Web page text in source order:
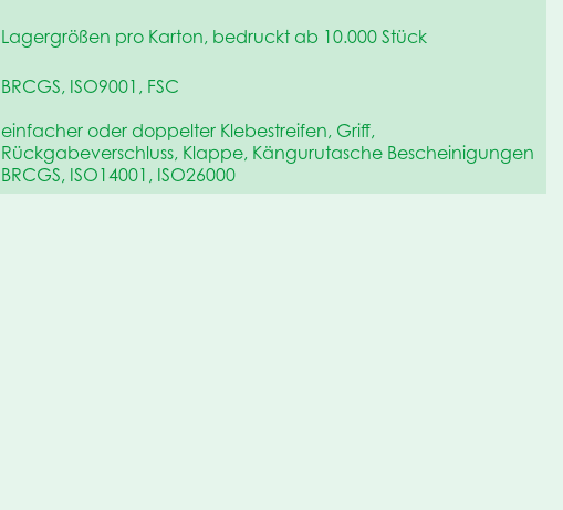
Lagergrößen pro Karton, bedruckt ab 10.000 Stück
BRCGS, ISO9001, FSC
einfacher oder doppelter Klebestreifen, Griff,
Rückgabeverschluss, Klappe, Kängurutasche Bescheinigungen
BRCGS, ISO14001, ISO26000